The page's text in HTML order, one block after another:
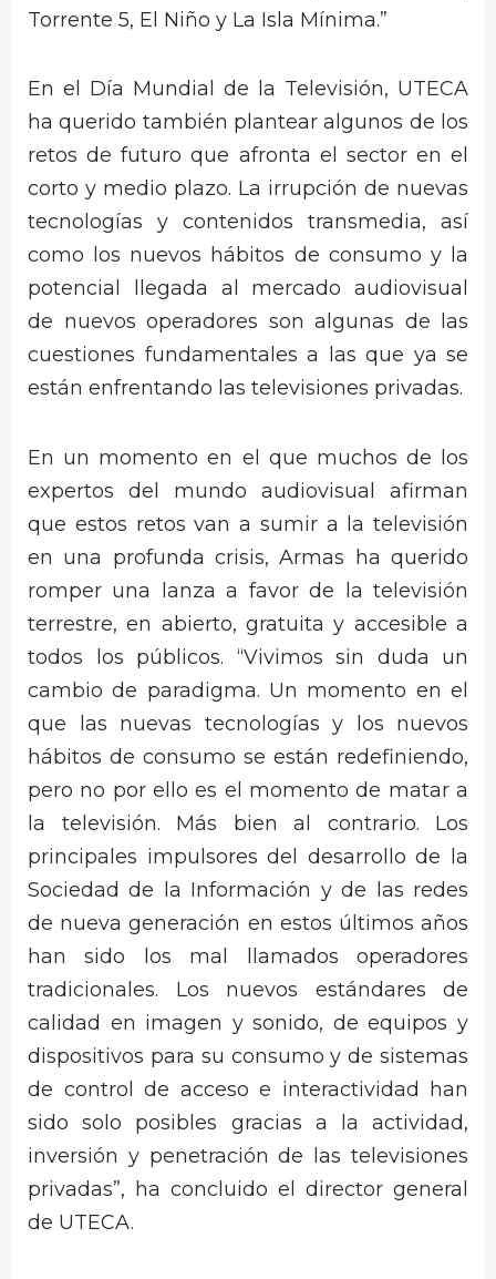
Torrente 5, El Niño y La Isla Mínima.”
En el Día Mundial de la Televisión, UTECA
ha querido también plantear algunos de los
retos de futuro que afronta el sector en el
corto y medio plazo. La irrupción de nuevas
tecnologías y contenidos transmedia, así
como los nuevos hábitos de consumo y la
potencial llegada al mercado audiovisual
de nuevos operadores son algunas de las
cuestiones fundamentales a las que ya se
están enfrentando las televisiones privadas.
En un momento en el que muchos de los
expertos del mundo audiovisual afirman
que estos retos van a sumir a la televisión
en una profunda crisis, Armas ha querido
romper una lanza a favor de la televisión
terrestre, en abierto, gratuita y accesible a
todos los públicos. “Vivimos sin duda un
cambio de paradigma. Un momento en el
que las nuevas tecnologías y los nuevos
hábitos de consumo se están redefiniendo,
pero no por ello es el momento de matar a
la televisión. Más bien al contrario. Los
principales impulsores del desarrollo de la
Sociedad de la Información y de las redes
de nueva generación en estos últimos años
han sido los mal llamados operadores
tradicionales. Los nuevos estándares de
calidad en imagen y sonido, de equipos y
dispositivos para su consumo y de sistemas
de control de acceso e interactividad han
sido solo posibles gracias a la actividad,
inversión y penetración de las televisiones
privadas”, ha concluido el director general
de UTECA.